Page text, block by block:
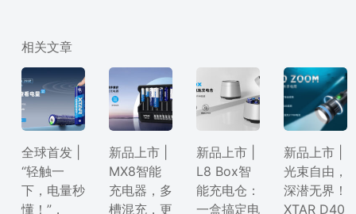
相关文章
全球首发 |
“轻触一
下，电量秒
懂！”，
新品上市 |
MX8智能
充电器，多
槽混充，更
新品上市 |
L8 Box智
能充电仓：
一盒搞定电
新品上市 |
光束自由，
深潜无界！
XTAR D40